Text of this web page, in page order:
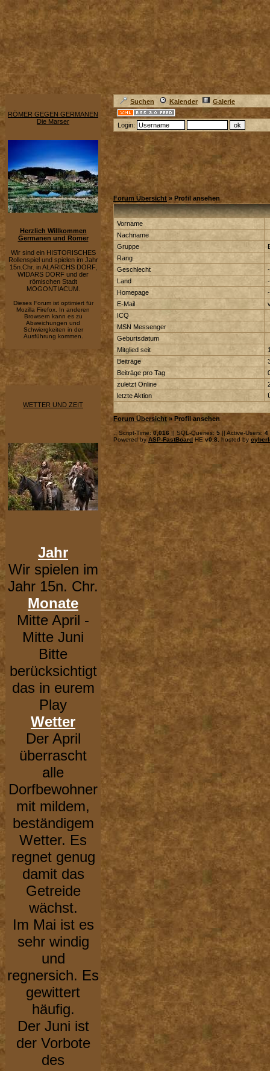
RÖMER GEGEN GERMANEN
Die Marser
Herzlich Willkommen
Germanen und Römer
Wir sind ein HISTORISCHES
Rollenspiel und spielen im Jahr
15n.Chr. in ALARICHS DORF,
WIDARS DORF und der
römischen Stadt
MOGONTIACUM.
Dieses Forum ist optimiert für
Mozilla Firefox. In anderen
Browsern kann es zu
Abweichungen und
Schwiergkeiten in der
Ausführung kommen.
WETTER UND ZEIT
Jahr
Wir spielen im
Jahr 15n. Chr.
Monate
Mitte April -
Mitte Juni
Bitte
berücksichtigt
das in eurem
Play
Wetter
Der April
überrascht
alle
Dorfbewohner
mit mildem,
beständigem
Wetter. Es
regnet genug
damit das
Getreide
wächst.
Im Mai ist es
sehr windig
und
regnersich. Es
gewittert
häufig.
Der Juni ist
der Vorbote
des
Suchen Kalender Galerie
Login:
Forum Übersicht » Profil ansehen
Vorname
Nachname
Gruppe
Rang
Geschlecht
-
Land
-
Homepage
-
E-Mail
ICQ
MSN Messenger
Geburtsdatum
Mitglied seit
Beiträge
Beiträge pro Tag
zuletzt Online
letzte Aktion
Forum Übersicht » Profil ansehen
.: Script-Time:0,016 || SQL-Queries: 5 || Active-Users: 4
Powered by ASP-FastBoard HE v0.8 , hosted by